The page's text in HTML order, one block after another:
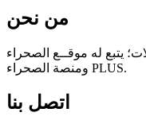
من نحن
يتبع له موقــع الصحراء
ومنصة الصحراء PLUS.
اتصل بنا